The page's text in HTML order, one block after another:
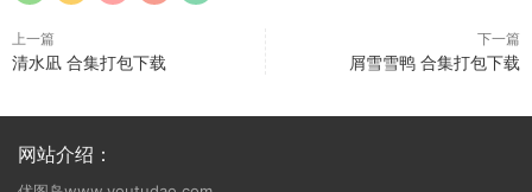
上一篇
清水凪 合集打包下载
下一篇
屑雪雪鸭 合集打包下载
网站介绍：